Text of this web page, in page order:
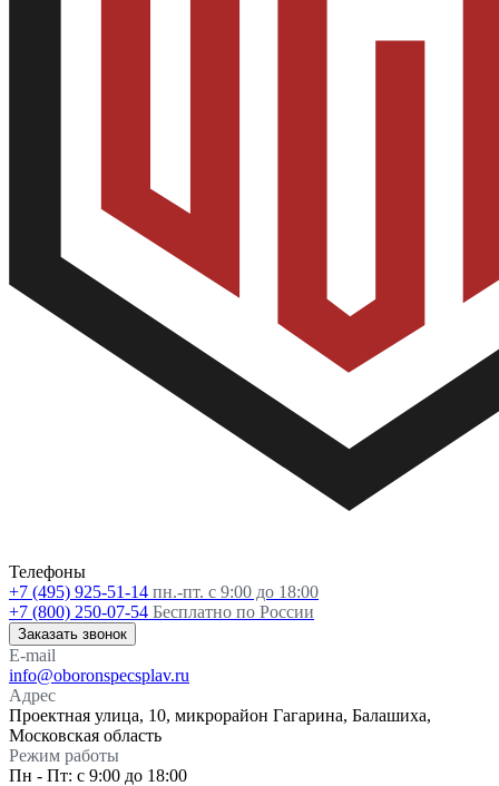
Телефоны
+7 (495) 925-51-14 пн.-пт. с 9:00 до 18:00
+7 (800) 250-07-54 Бесплатно по России
Заказать звонок
E-mail
info@oboronspecsplav.ru
Адрес
Проектная улица, 10, микрорайон Гагарина, Балашиха,
Московская область
Режим работы
Пн - Пт: с 9:00 до 18:00